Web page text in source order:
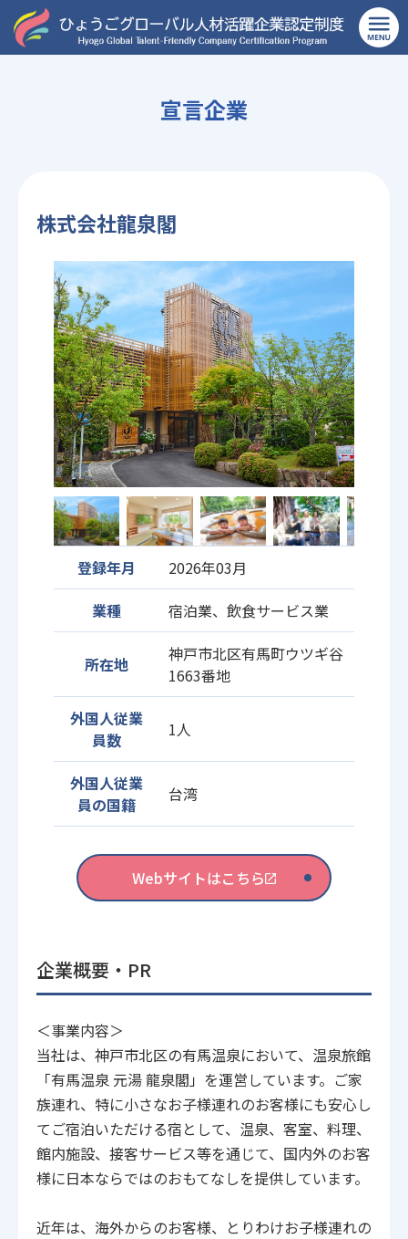
TOP > 宿泊業、飲食サービス業 > 株式会社龍泉閣
宣言企業
株式会社龍泉閣
登録年月
2026年03月
業種
宿泊業、飲食サービス業
所在地
神戸市北区有馬町ウツギ谷
1663番地
外国人従業
員数
1人
外国人従業
員の国籍
台湾
Webサイトはこちら
企業概要・PR
＜事業内容＞
当社は、神戸市北区の有馬温泉において、温泉旅館
「有馬温泉 元湯 龍泉閣」を運営しています。ご家
族連れ、特に小さなお子様連れのお客様にも安心し
てご宿泊いただける宿として、温泉、客室、料理、
館内施設、接客サービス等を通じて、国内外のお客
様に日本ならではのおもてなしを提供しています。
近年は、海外からのお客様、とりわけお子様連れの